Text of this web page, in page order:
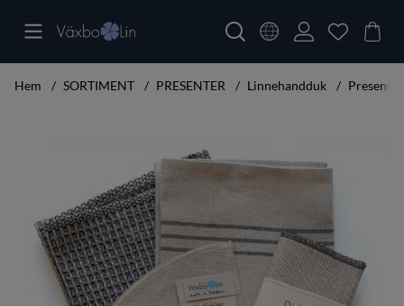
Hem SORTIMENT PRESENTER Linnehandduk